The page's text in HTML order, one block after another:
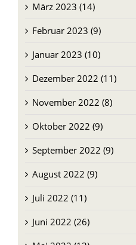
März 2023 (14)
Februar 2023 (9)
Januar 2023 (10)
Dezember 2022 (11)
November 2022 (8)
Oktober 2022 (9)
September 2022 (9)
August 2022 (9)
Juli 2022 (11)
Juni 2022 (26)